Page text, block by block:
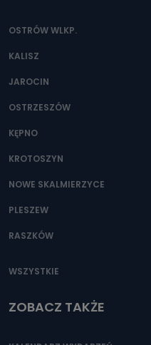
OSTRÓW WLKP.
KALISZ
JAROCIN
OSTRZESZÓW
KĘPNO
KROTOSZYN
NOWE SKALMIERZYCE
PLESZEW
RASZKÓW
WSZYSTKIE
ZOBACZ TAKŻE